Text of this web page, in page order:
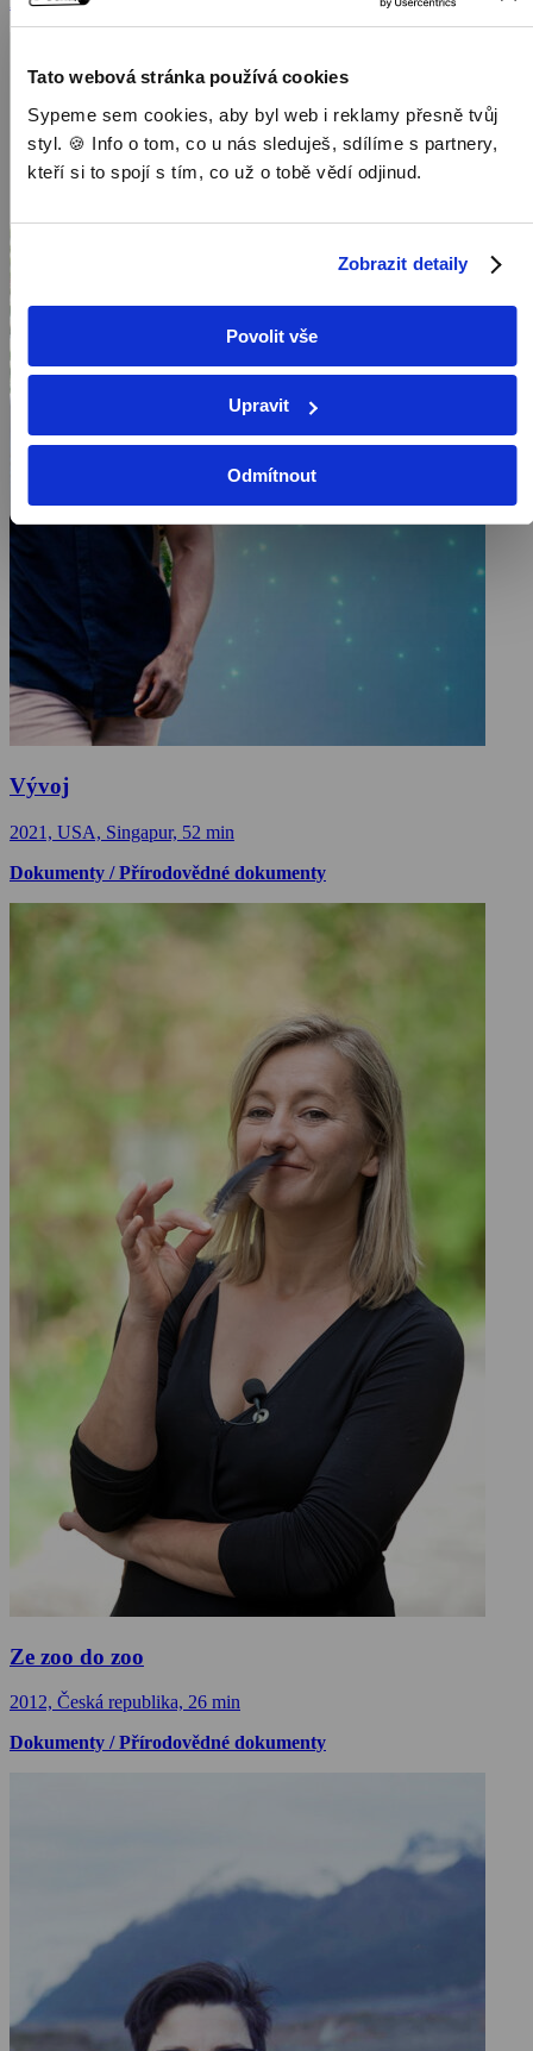
Tato webová stránka používá cookies
Sypeme sem cookies, aby byl web i reklamy přesně tvůj
styl. 🍪 Info o tom, co u nás sleduješ, sdílíme s partnery,
kteří si to spojí s tím, co už o tobě vědí odjinud.
Zobrazit detaily
Povolit vše
Upravit
Odmítnout
Vývoj
2021, USA, Singapur, 52 min
Dokumenty / Přírodovědné dokumenty
Ze zoo do zoo
2012, Česká republika, 26 min
Dokumenty / Přírodovědné dokumenty